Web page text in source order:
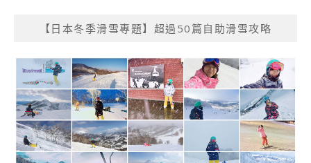
【日本冬季滑雪專題】超過50篇自助滑雪攻略